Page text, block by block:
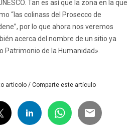
Tan es así que la zona en la que
“las colinass del Prosecco de
por lo que ahora nos veremos
acerca del nombre de un sitio ya
de la Humanidad».
articolo / Comparte este artículo